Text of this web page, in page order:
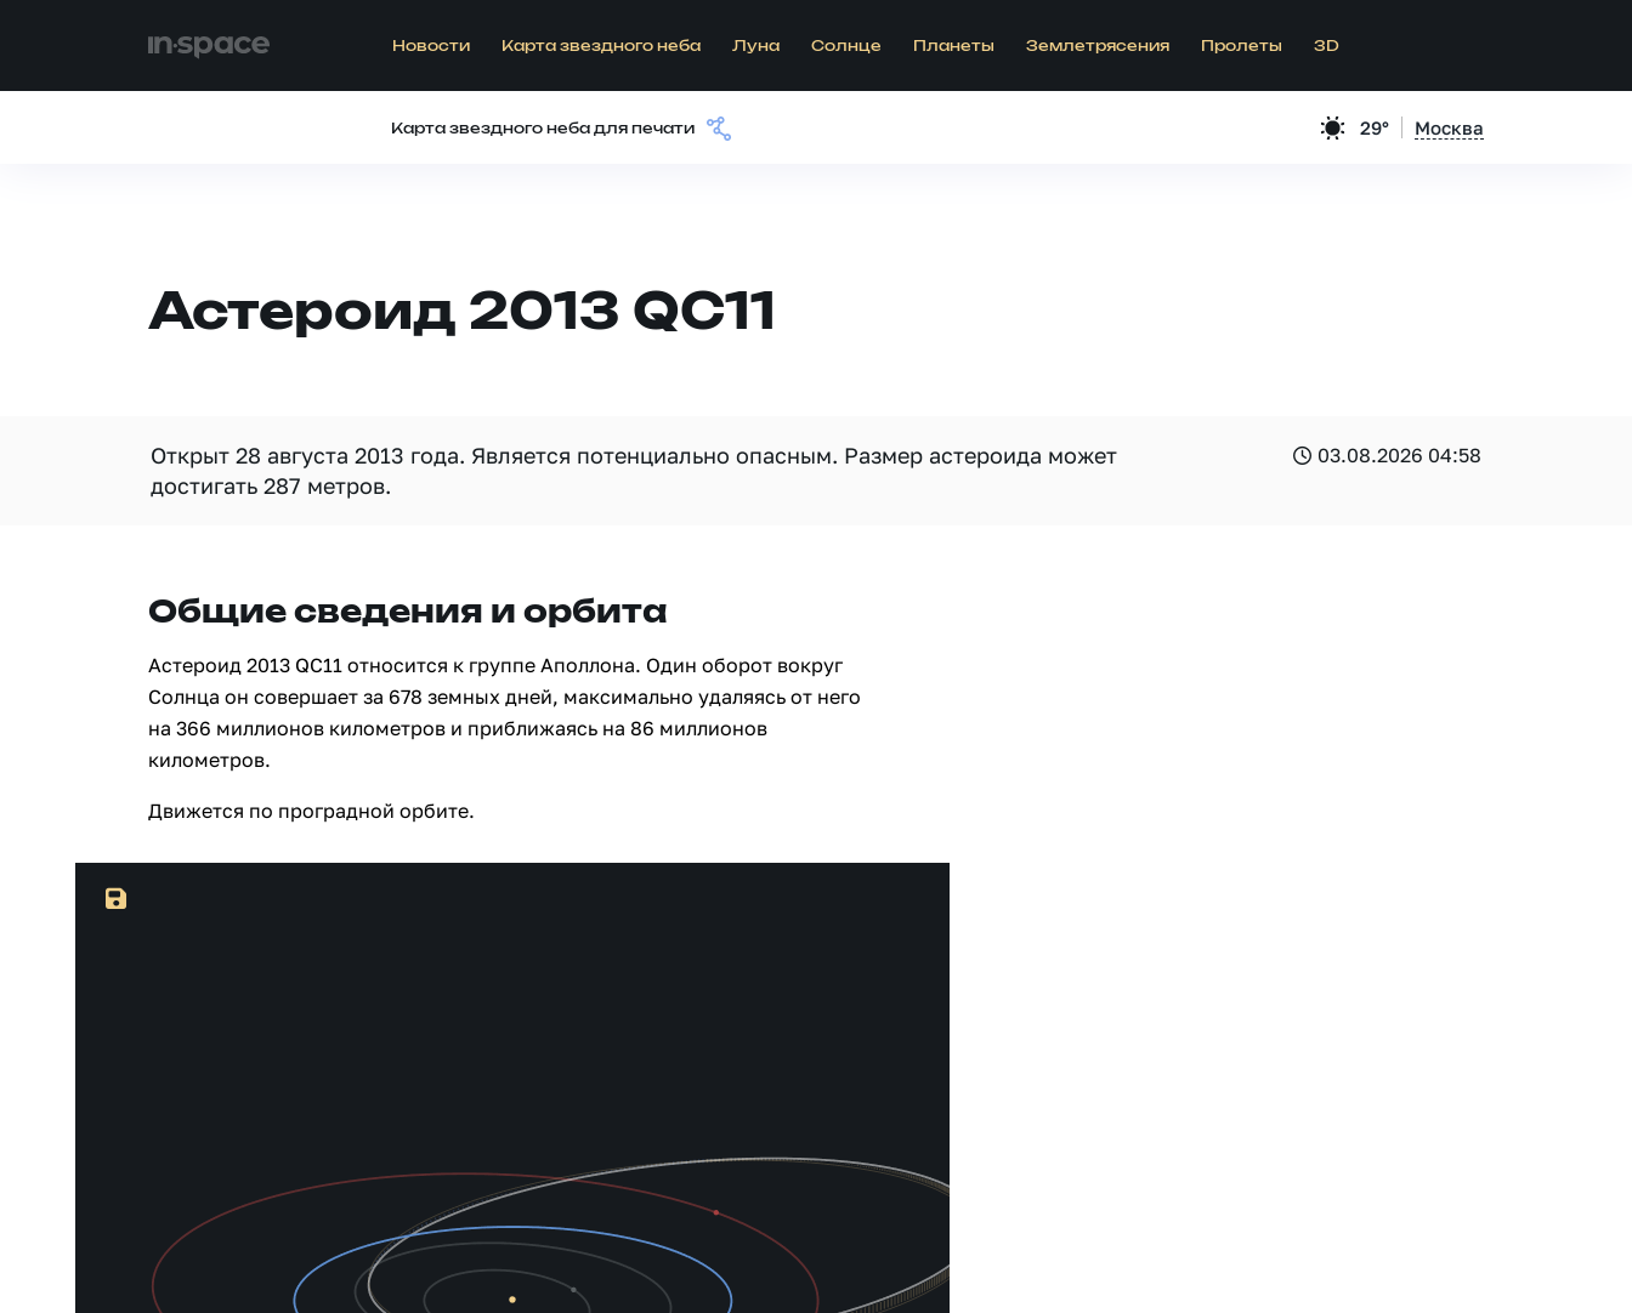
Новости Карта звездного неба Луна Солнце Планеты Землетрясения Пролеты 3D
Карта звездного неба для печати 29° Москва
Астероид 2013 QC11
Открыт 28 августа 2013 года. Является потенциально опасным. Размер астероида может
достигать 287 метров.
03.08.2026 04:58
Общие сведения и орбита
Астероид 2013 QC11 относится к группе Аполлона. Один оборот вокруг
Солнца он совершает за 678 земных дней, максимально удаляясь от него
на 366 миллионов километров и приближаясь на 86 миллионов
километров.
Движется по проградной орбите.